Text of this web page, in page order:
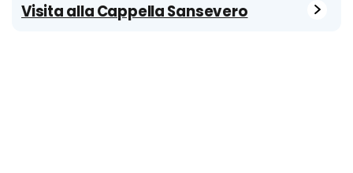
Visita alla Cappella Sansevero